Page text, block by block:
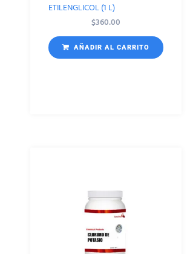
ETILENGLICOL (1 L)
$360.00
AÑADIR AL CARRITO